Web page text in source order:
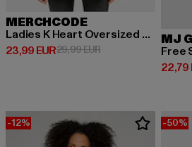
MERCHCODE
Ladies K Heart Oversized Boyfriend
23,99 EUR
Derzeitiger Preis: 23,99 EUR
29,99 EURAktionspreis: 29,99
MJ
Free
22,79
-12% -50%